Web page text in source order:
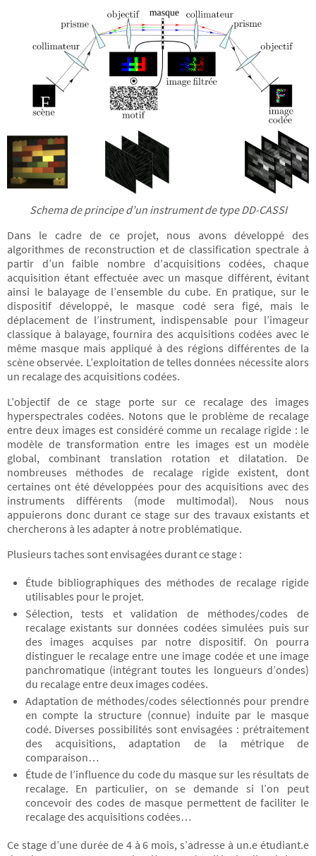
Schema de principe d’un instrument de type DD-CASSI
Dans le cadre de ce projet, nous avons développé des
algorithmes de reconstruction et de classification spectrale à
partir d’un faible nombre d’acquisitions codées, chaque
acquisition étant effectuée avec un masque différent, évitant
ainsi le balayage de l’ensemble du cube. En pratique, sur le
dispositif développé, le masque codé sera figé, mais le
déplacement de l’instrument, indispensable pour l’imageur
classique à balayage, fournira des acquisitions codées avec le
même masque mais appliqué à des régions différentes de la
scène observée. L’exploitation de telles données nécessite alors
un recalage des acquisitions codées.
L’objectif de ce stage porte sur ce recalage des images
hyperspectrales codées. Notons que le problème de recalage
entre deux images est considéré comme un recalage rigide : le
modèle de transformation entre les images est un modèle
global, combinant translation rotation et dilatation. De
nombreuses méthodes de recalage rigide existent, dont
certaines ont été développées pour des acquisitions avec des
instruments différents (mode multimodal). Nous nous
appuierons donc durant ce stage sur des travaux existants et
chercherons à les adapter à notre problématique.
Plusieurs taches sont envisagées durant ce stage :
Étude bibliographiques des méthodes de recalage rigide
utilisables pour le projet.
Sélection, tests et validation de méthodes/codes de
recalage existants sur données codées simulées puis sur
des images acquises par notre dispositif. On pourra
distinguer le recalage entre une image codée et une image
panchromatique (intégrant toutes les longueurs d’ondes)
du recalage entre deux images codées.
Adaptation de méthodes/codes sélectionnés pour prendre
en compte la structure (connue) induite par le masque
codé. Diverses possibilités sont envisagées : prétraitement
des acquisitions, adaptation de la métrique de
comparaison…
Étude de l’influence du code du masque sur les résultats de
recalage. En particulier, on se demande si l’on peut
concevoir des codes de masque permettent de faciliter le
recalage des acquisitions codées…
Ce stage d’une durée de 4 à 6 mois, s’adresse à un.e étudiant.e